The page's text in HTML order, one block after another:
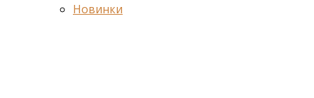
Новинки